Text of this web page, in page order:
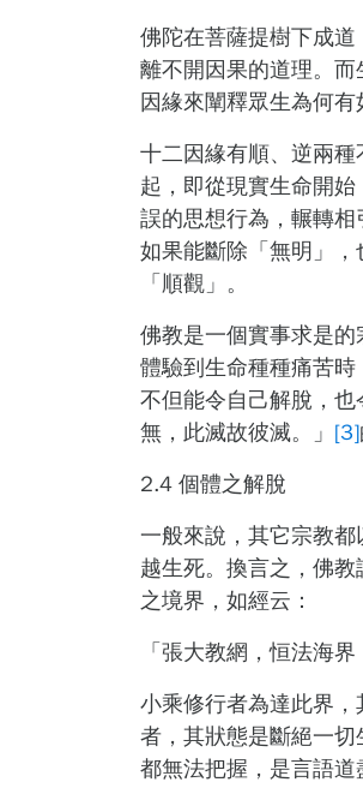
佛陀在菩薩提樹下成
離不開因果的道理。
因緣來闡釋眾生為何有
十二因緣有順、逆兩
起，即從現實生命開
誤的思想行為，輾轉相
如果能斷除「無明」
「順觀」。
佛教是一個實事求是的
體驗到生命種種痛苦時
不但能令自己解脫，
無，此滅故彼滅。」 [3]
2.4 個體之解脫
一般來說，其它宗教
越生死。換言之，佛
之境界，如經云：
「張大教網，恒法海
小乘修行者為達此界
者，其狀態是斷絕一
都無法把握，是言語道